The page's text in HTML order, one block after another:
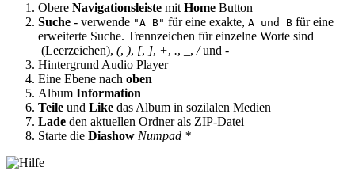
Obere Navigationsleiste mit Home Button
Suche - verwende "A B" für eine exakte, A und B für eine
erweiterte Suche. Trennzeichen für einzelne Worte sind
(Leerzeichen), (, ), [, ], +, ., , /und -
Hintergrund Audio Player
Eine Ebene nach oben
Album Information
Teile und Like das Album in sozilalen Medien
Lade den aktuellen Ordner als ZIP-Datei
Starte die Diashow Numpad *